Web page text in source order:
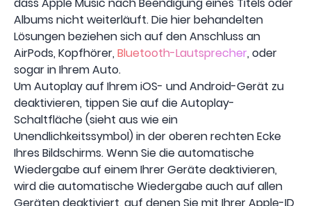
Albums nicht weiterläuft. Die hier behandelten
Lösungen beziehen sich auf den Anschluss an
AirPods, Kopfhörer, Bluetooth-Lautsprecher, oder
sogar in Ihrem Auto.
Um Autoplay auf Ihrem iOS- und Android-Gerät zu
deaktivieren, tippen Sie auf die Autoplay-
Schaltfläche (sieht aus wie ein
Unendlichkeitssymbol) in der oberen rechten Ecke
Ihres Bildschirms. Wenn Sie die automatische
Wiedergabe auf einem Ihrer Geräte deaktivieren,
wird die automatische Wiedergabe auch auf allen